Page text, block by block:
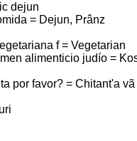
dejun
= Dejun, Prânz
f = Vegetarian
alimenticio judío =
por favor? = Chitant'a